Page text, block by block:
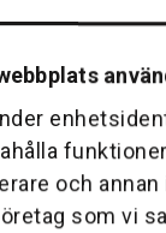
och
som vi
systemkoppling
är en
vare sin
med